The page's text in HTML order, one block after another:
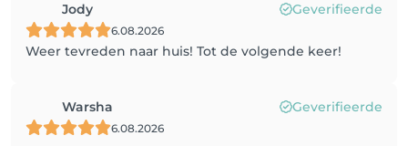
Jody Geverifieerde
6.08.2026
Weer tevreden naar huis! Tot de volgende keer!
Warsha Geverifieerde
6.08.2026